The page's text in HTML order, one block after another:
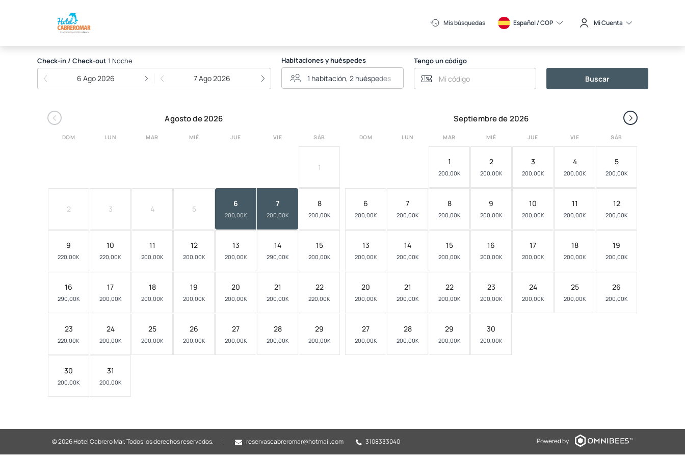
Hotel Cabrero Mar Mis búsquedas Español / COP Mi Cuenta
Check-in / Check-out 1 Noche
6 Ago 2026 7 Ago 2026
Habitaciones y huéspedes Tengo un código
Buscar
‹ ›
Agosto de 2026
DOM LUN MAR MIÉ JUE VIE SÁB
1
2 3 4 5
6
200,00K
7
200,00K
8
200,00K
9
220,00K
10
220,00K
11
200,00K
12
200,00K
13
200,00K
14
290,00K
15
200,00K
16
290,00K
17
200,00K
18
200,00K
19
200,00K
20
200,00K
21
200,00K
22
220,00K
23
220,00K
24
200,00K
25
200,00K
26
200,00K
27
200,00K
28
200,00K
29
200,00K
30
200,00K
31
200,00K
Septiembre de 2026
DOM LUN MAR MIÉ JUE VIE SÁB
1
200,00K
2
200,00K
3
200,00K
4
200,00K
5
200,00K
6
200,00K
7
200,00K
8
200,00K
9
200,00K
10
200,00K
11
200,00K
12
200,00K
13
200,00K
14
200,00K
15
200,00K
16
200,00K
17
200,00K
18
200,00K
19
200,00K
20
200,00K
21
200,00K
22
200,00K
23
200,00K
24
200,00K
25
200,00K
26
200,00K
27
200,00K
28
200,00K
29
200,00K
30
200,00K
reservascabreromar@hotmail.com 3108333040
© 2026 Hotel Cabrero Mar.Todos los derechos reservados. Powered by